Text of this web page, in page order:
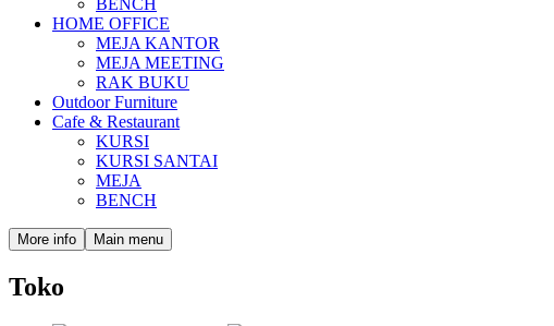
BENCH
HOME OFFICE
MEJA KANTOR
MEJA MEETING
RAK BUKU
Outdoor Furniture
Cafe & Restaurant
KURSI
KURSI SANTAI
MEJA
BENCH
More info Main menu
Toko